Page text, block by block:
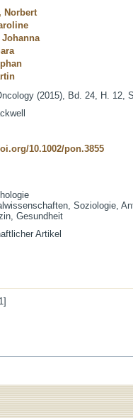
Norbert
(2015), Bd. 24, H. 12,
10.1002/pon.3855
Soziologie,
Gesundheit
Artikel